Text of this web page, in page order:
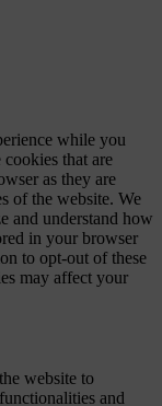
while you
that are
as they are
of the website. We
and understand how
in your browser
to opt-out of these
may affect your
website to
and